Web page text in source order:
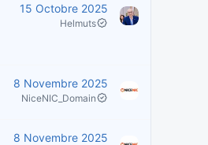
15 Octobre 2025
Helmuts
8 Novembre 2025
NiceNIC_Domain
8 Novembre 2025